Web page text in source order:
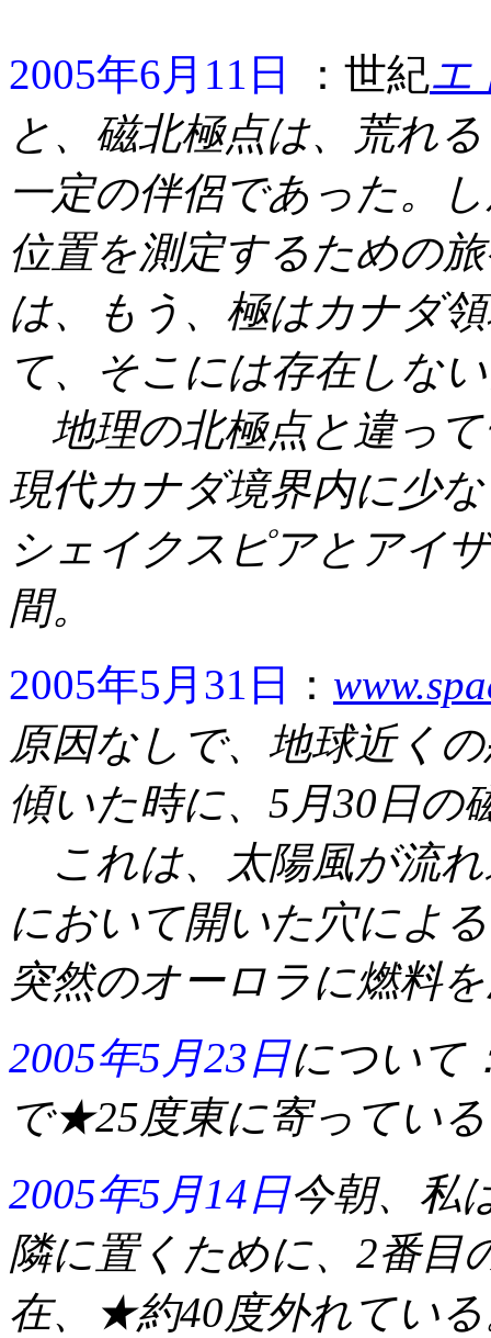
2005年6月11日 ：世紀エ
と、磁北極点は、荒れ
一定の伴侶であった。
位置を測定するための
は、もう、極はカナダ
て、そこには存在しな
地理の北極点と違っ
現代カナダ境界内に少
シェイクスピアとアイ
間。
2005年5月31日
：
原因なしで、地球近く
傾いた時に、5月30日の
これは、太陽風が流
において開いた穴によ
突然のオーロラに燃料
2005年5月23日について
で★25度東に寄ってい
2005年5月14日今朝、私
隣に置くために、2番目
在、★約40度外れてい